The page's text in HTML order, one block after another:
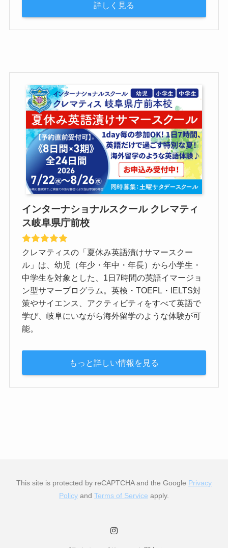
詳しく見る
インターナショナルスクール クレマティ
ス岐阜県庁前校
クレマティスの「夏休み英語漬けサマースクー
ル」は、幼児（年少・年中・年長）から小学生・
中学生を対象とした、1日7時間の英語イマージョ
ン型サマープログラム。英検・TOEFL・IELTS対
策やサイエンス、アクティビティをすべて英語で
学び、岐阜にいながら海外留学のような体験が可
能。
もっと詳しい情報を見る
This site is protected by reCAPTCHA and the Google Privacy
Policy and Terms of Service apply.